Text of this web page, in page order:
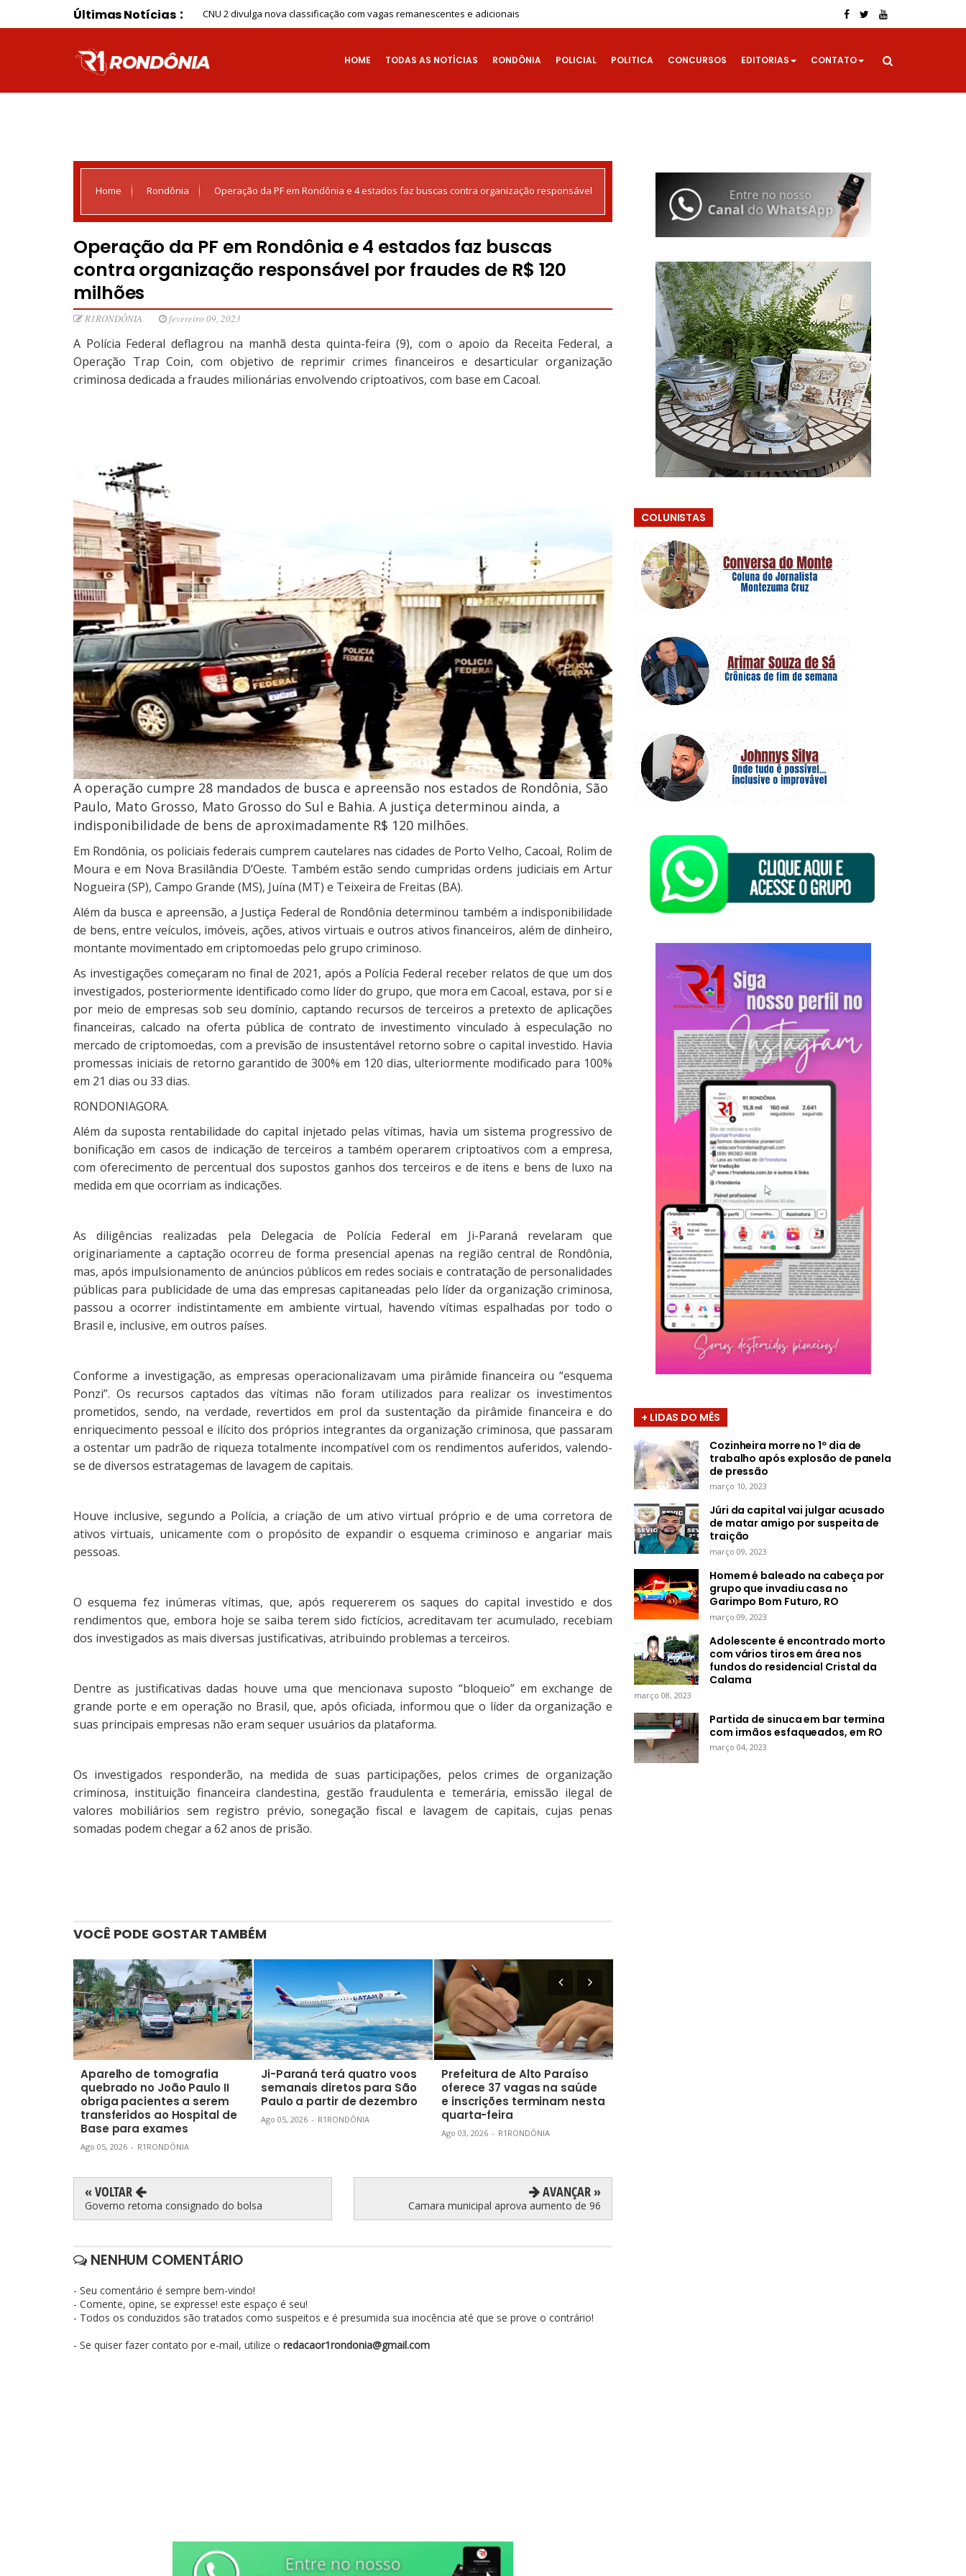
Últimas Notícias CNU 2 divulga nova classificação com vagas remanescentes e adicionais
HOME TODAS AS NOTÍCIAS RONDÔNIA POLICIAL POLITICA CONCURSOS EDITORIAS CONTATO
Home Rondônia Operação da PF em Rondônia e 4 estados faz buscas contra organização responsável
Operação da PF em Rondônia e 4 estados faz buscas
contra organização responsável por fraudes de R$ 120
milhões
R1RONDÔNIA fevereiro 09, 2023
A Polícia Federal deflagrou na manhã desta quinta-feira (9), com o apoio da Receita Federal, a
Operação Trap Coin, com objetivo de reprimir crimes financeiros e desarticular organização
criminosa dedicada a fraudes milionárias envolvendo criptoativos, com base em Cacoal.
A operação cumpre 28 mandados de busca e apreensão nos estados de Rondônia, São
Paulo, Mato Grosso, Mato Grosso do Sul e Bahia. A justiça determinou ainda, a
indisponibilidade de bens de aproximadamente R$ 120 milhões.
Em Rondônia, os policiais federais cumprem cautelares nas cidades de Porto Velho, Cacoal, Rolim de
Moura e em Nova Brasilândia D’Oeste. Também estão sendo cumpridas ordens judiciais em Artur
Nogueira (SP), Campo Grande (MS), Juína (MT) e Teixeira de Freitas (BA).
Além da busca e apreensão, a Justiça Federal de Rondônia determinou também a indisponibilidade
de bens, entre veículos, imóveis, ações, ativos virtuais e outros ativos financeiros, além de dinheiro,
montante movimentado em criptomoedas pelo grupo criminoso.
As investigações começaram no final de 2021, após a Polícia Federal receber relatos de que um dos
investigados, posteriormente identificado como líder do grupo, que mora em Cacoal, estava, por si e
por meio de empresas sob seu domínio, captando recursos de terceiros a pretexto de aplicações
financeiras, calcado na oferta pública de contrato de investimento vinculado à especulação no
mercado de criptomoedas, com a previsão de insustentável retorno sobre o capital investido. Havia
promessas iniciais de retorno garantido de 300% em 120 dias, ulteriormente modificado para 100%
em 21 dias ou 33 dias.
RONDONIAGORA.
Além da suposta rentabilidade do capital injetado pelas vítimas, havia um sistema progressivo de
bonificação em casos de indicação de terceiros a também operarem criptoativos com a empresa,
com oferecimento de percentual dos supostos ganhos dos terceiros e de itens e bens de luxo na
medida em que ocorriam as indicações.
As diligências realizadas pela Delegacia de Polícia Federal em Ji-Paraná revelaram que
originariamente a captação ocorreu de forma presencial apenas na região central de Rondônia,
mas, após impulsionamento de anúncios públicos em redes sociais e contratação de personalidades
públicas para publicidade de uma das empresas capitaneadas pelo líder da organização criminosa,
passou a ocorrer indistintamente em ambiente virtual, havendo vítimas espalhadas por todo o
Brasil e, inclusive, em outros países.
Conforme a investigação, as empresas operacionalizavam uma pirâmide financeira ou “esquema
Ponzi”. Os recursos captados das vítimas não foram utilizados para realizar os investimentos
prometidos, sendo, na verdade, revertidos em prol da sustentação da pirâmide financeira e do
enriquecimento pessoal e ilícito dos próprios integrantes da organização criminosa, que passaram
a ostentar um padrão de riqueza totalmente incompatível com os rendimentos auferidos, valendo-
se de diversos estratagemas de lavagem de capitais.
Houve inclusive, segundo a Polícia, a criação de um ativo virtual próprio e de uma corretora de
ativos virtuais, unicamente com o propósito de expandir o esquema criminoso e angariar mais
pessoas.
O esquema fez inúmeras vítimas, que, após requererem os saques do capital investido e dos
rendimentos que, embora hoje se saiba terem sido fictícios, acreditavam ter acumulado, recebiam
dos investigados as mais diversas justificativas, atribuindo problemas a terceiros.
Dentre as justificativas dadas houve uma que mencionava suposto “bloqueio” em exchange de
grande porte e em operação no Brasil, que, após oficiada, informou que o líder da organização e
suas principais empresas não eram sequer usuários da plataforma.
Os investigados responderão, na medida de suas participações, pelos crimes de organização
criminosa, instituição financeira clandestina, gestão fraudulenta e temerária, emissão ilegal de
valores mobiliários sem registro prévio, sonegação fiscal e lavagem de capitais, cujas penas
somadas podem chegar a 62 anos de prisão.
VOCÊ PODE GOSTAR TAMBÉM
Aparelho de tomografia
quebrado no João Paulo II
obriga pacientes a serem
transferidos ao Hospital de
Base para exames
Ago 05, 2026 - R1RONDÔNIA
Ji-Paraná terá quatro voos
semanais diretos para São
Paulo a partir de dezembro
Ago 05, 2026 - R1RONDÔNIA
Prefeitura de Alto Paraíso
oferece 37 vagas na saúde
e inscrições terminam nesta
quarta-feira
Ago 03, 2026 - R1RONDÔNIA
« VOLTAR
Governo retoma consignado do bolsa
AVANÇAR »
Camara municipal aprova aumento de 96
NENHUM COMENTÁRIO
- Seu comentário é sempre bem-vindo!
- Comente, opine, se expresse! este espaço é seu!
- Todos os conduzidos são tratados como suspeitos e é presumida sua inocência até que se prove o contrário!
- Se quiser fazer contato por e-mail, utilize o redacaor1rondonia@gmail.com
COLUNISTAS
+ LIDAS DO MÊS
Cozinheira morre no 1º dia de
trabalho após explosão de panela
de pressão
março 10, 2023
Júri da capital vai julgar acusado
de matar amigo por suspeita de
traição
março 09, 2023
Homem é baleado na cabeça por
grupo que invadiu casa no
Garimpo Bom Futuro, RO
março 09, 2023
Adolescente é encontrado morto
com vários tiros em área nos
fundos do residencial Cristal da
Calama
março 08, 2023
Partida de sinuca em bar termina
com irmãos esfaqueados, em RO
março 04, 2023